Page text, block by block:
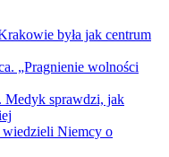
była jak centrum
„Pragnienie wolności
Medyk sprawdzi, jak
wiedzieli Niemcy o